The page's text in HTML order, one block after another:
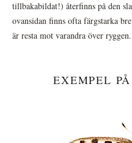
tillbakabildat!) återfinns på den
ovansidan finns ofta färgstarka
är resta mot varandra över ryggen.
EXEMPEL